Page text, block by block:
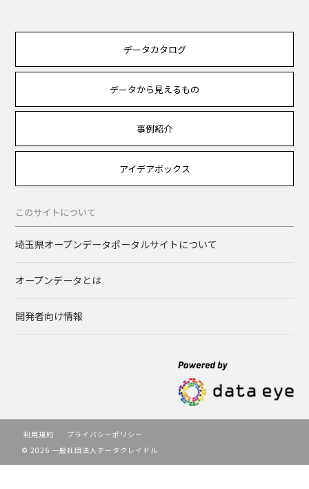
データカタログ
データから見えるもの
事例紹介
アイデアボックス
このサイトについて
埼玉県オープンデータポータルサイトについて
オープンデータとは
開発者向け情報
利用規約
プライバシーポリシー
© 2026 一般社団法人データクレイドル